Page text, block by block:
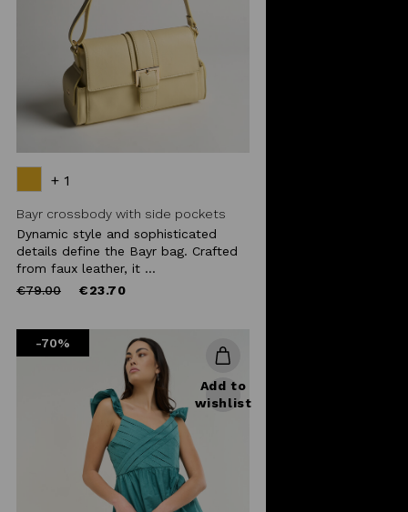
+ 1
Bayr crossbody with side pockets
Dynamic style and sophisticated
details define the Bayr bag. Crafted
from faux leather, it ...
Price
€79.00to €23.70
-70%
Add to
wishlist